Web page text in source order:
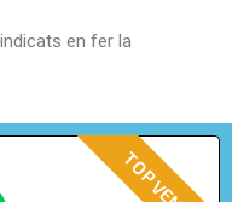
en fer la